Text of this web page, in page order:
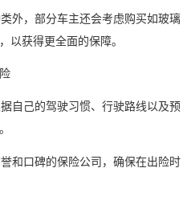
外，部分车主还会考虑购买如玻璃
以获得更全面的保障。
自己的驾驶习惯、行驶路线以及预
和口碑的保险公司，确保在出险时